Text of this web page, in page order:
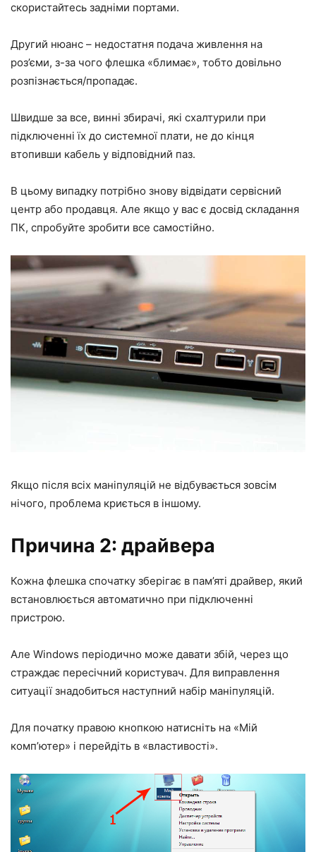
скористайтесь задніми портами.
Другий нюанс – недостатня подача живлення на
роз’єми, з-за чого флешка «блимає», тобто довільно
розпізнається/пропадає.
Швидше за все, винні збирачі, які схалтурили при
підключенні їх до системної плати, не до кінця
втопивши кабель у відповідний паз.
В цьому випадку потрібно знову відвідати сервісний
центр або продавця. Але якщо у вас є досвід складання
ПК, спробуйте зробити все самостійно.
Якщо після всіх маніпуляцій не відбувається зовсім
нічого, проблема криється в іншому.
Причина 2: драйвера
Кожна флешка спочатку зберігає в пам’яті драйвер, який
встановлюється автоматично при підключенні
пристрою.
Але Windows періодично може давати збій, через що
страждає пересічний користувач. Для виправлення
ситуації знадобиться наступний набір маніпуляцій.
Для початку правою кнопкою натисніть на «Мій
комп’ютер» і перейдіть в «властивості».